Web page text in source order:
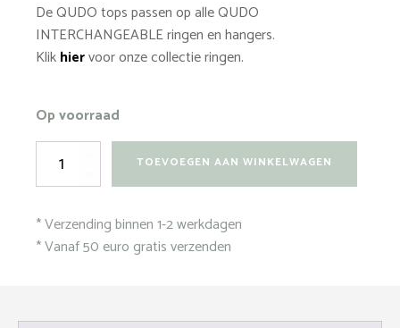
De QUDO tops passen op alle QUDO
INTERCHANGEABLE ringen en hangers.
Klikhiervoor onze collectie ringen.
Op voorraad
Tondo
10mm
Gold
/
TOEVOEGEN AAN WINKELWAGEN
* Verzending binnen 1-2 werkdagen
* Vanaf 50 euro gratis verzenden